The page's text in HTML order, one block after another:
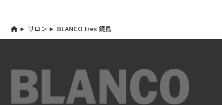
サロン BLANCO tres 鏡島